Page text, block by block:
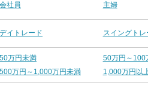
会社員 主婦
デイトレード スイングトレ
50万円未満 50万円～100
500万円～1,000万円未満
1,000万円以